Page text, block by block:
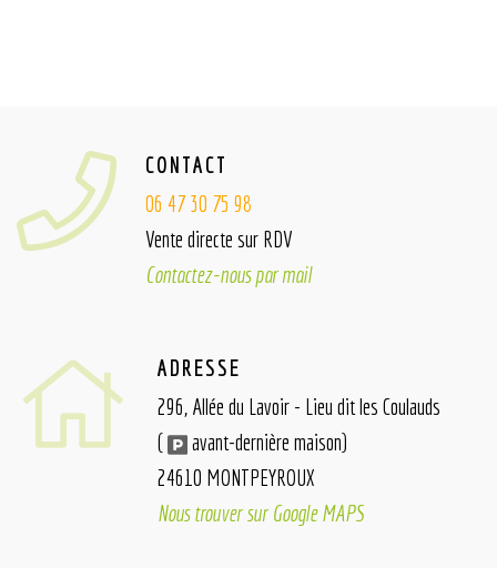
CONTACT
06 47 30 75 98
Vente directe sur RDV
Contactez-nous par mail
ADRESSE
296, Allée du Lavoir - Lieu dit les Coulauds
(
avant-dernière maison)
24610 MONTPEYROUX
Nous trouver sur Google MAPS